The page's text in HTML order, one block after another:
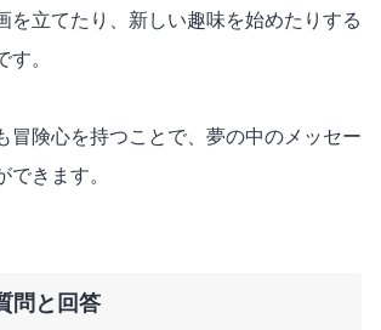
を立てたり、新しい趣味を始めたりする
す。
冒険心を持つことで、夢の中のメッセー
できます。
問と回答